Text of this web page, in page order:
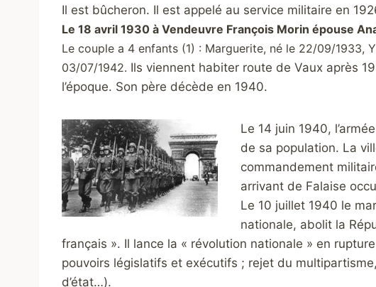
Il est bûcheron. Il est appelé au service militaire en
Le 18 avril 1930 à Vendeuvre François Morin épouse
Le couple a 4 enfants (1) : Marguerite, né le 22/09/1933,
03/07/1942. Ils viennent habiter route de Vaux après
l’époque. Son père décède en 1940.
Le 14 juin 1940,
de sa population. La
commandement
arrivant de Falaise
Le 10 juillet 1940 le
nationale, abolit la
français ». Il lance la « révolution nationale » en
pouvoirs législatifs et exécutifs ; rejet du
d’état…).